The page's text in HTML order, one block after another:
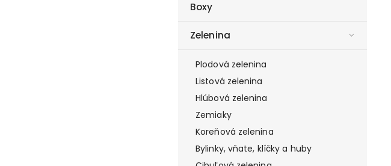
Boxy
Zelenina
Plodová zelenina
Listová zelenina
Hlúbová zelenina
Zemiaky
Koreňová zelenina
Bylinky, vňate, klíčky a huby